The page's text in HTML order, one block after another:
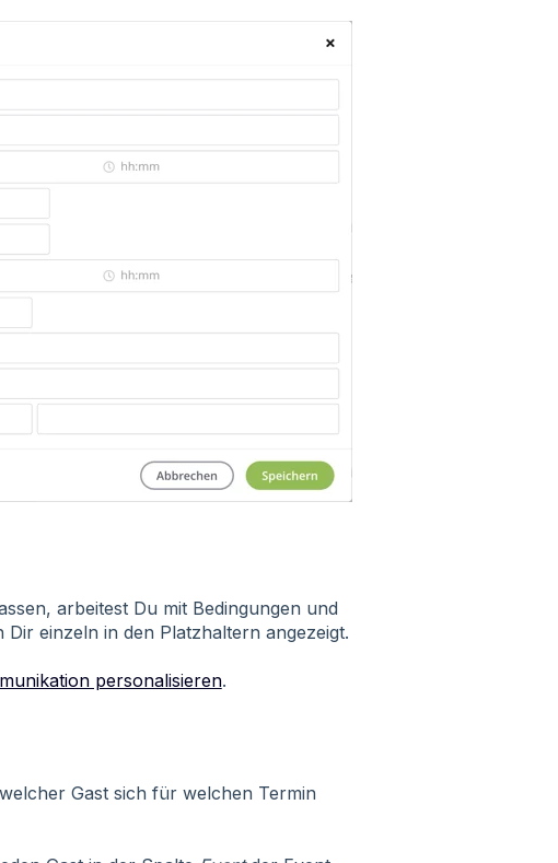
arbeitest Du mit Bedingungen und
einzeln in den Platzhaltern angezeigt.
personalisieren.
Gast sich für welchen Termin